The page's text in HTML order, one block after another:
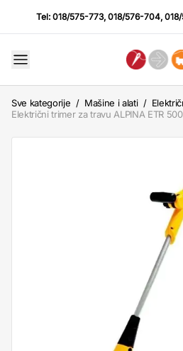
Tel:018/575-773,018/576-704,
Sve kategorije / Mašine i alati /
Električni trimer za travu ALPINA ETR 500